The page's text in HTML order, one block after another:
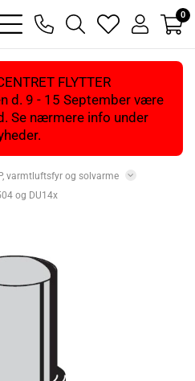
bars
light
phone
magnifying
glass
heart
light
user
light
0
FLYTTER
d. 9 - 15 September være
Se nærmere info under
varmtluftsfyr og solvarme
og DU14x